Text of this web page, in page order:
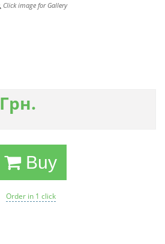
Click image for Gallery
Грн.
Buy
Order in 1 click